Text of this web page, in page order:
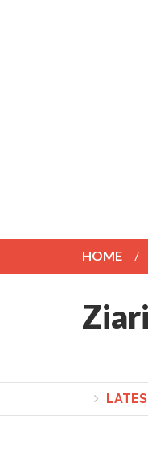
HOME
Turnătorul